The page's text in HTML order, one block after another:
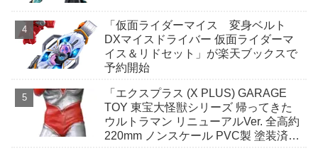
「仮面ライダーマイス 変身ベルト
DXマイスドライバー 仮面ライダーマ
イス＆リドセット」が楽天ブックスで
予約開始
「エクスプラス (X PLUS) GARAGE
TOY 東宝大怪獣シリーズ 帰ってきた
ウルトラマン リニューアルVer. 全高約
220mm ノンスケール PVC製 塗装済み